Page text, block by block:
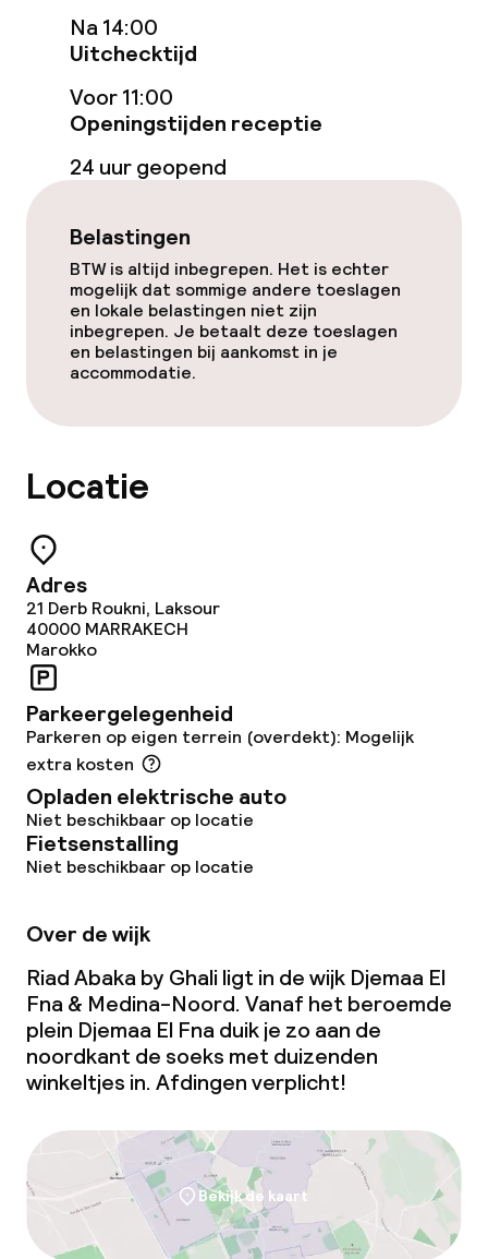
Entertainment
Tuin
Terras
Zonneterras
Game-kamer
Nachtclub
Eet- en drinkgelegenheden
Restaurant
Eet- en drinkdiensten
Lunch à la carte
Lunch, vast menu
Diner à la carte
Diner, vast menu
Roomservice
Faciliteiten en diensten voor kinderen
Babysitservice
Schoonmaakvoorzieningen
Na 14:00
Uitchecktijd
Voor 11:00
Openingstijden receptie
24 uur geopend
Belastingen
BTW is altijd inbegrepen. Het is echter
mogelijk dat sommige andere toeslagen
en lokale belastingen niet zijn
inbegrepen. Je betaalt deze toeslagen
en belastingen bij aankomst in je
accommodatie.
Locatie
Adres
21 Derb Roukni, Laksour
40000 MARRAKECH
Marokko
Parkeergelegenheid
Parkeren op eigen terrein (overdekt): Mogelijk
extra kosten
Opladen elektrische auto
Niet beschikbaar op locatie
Fietsenstalling
Niet beschikbaar op locatie
Over de wijk
Riad Abaka by Ghali ligt in de wijk Djemaa El
Fna & Medina-Noord. Vanaf het beroemde
plein Djemaa El Fna duik je zo aan de
noordkant de soeks met duizenden
winkeltjes in. Afdingen verplicht!
Bekijk de kaart